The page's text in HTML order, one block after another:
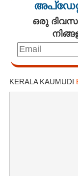
ഒരു
KERALA KAUMUDI